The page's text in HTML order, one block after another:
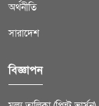
অর্থনীতি
সারাদেশ
বিজ্ঞাপন